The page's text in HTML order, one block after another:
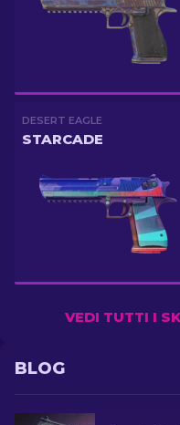
DESERT EAGLE
STARCADE
VEDI TUTTI I
BLOG